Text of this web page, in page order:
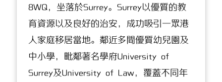
8WQ，坐落於Surrey。Surrey以優質的教
育資源以及良好的治安，成功吸引一眾港
人家庭移居當地。鄰近多間優質幼兒園及
中小學，毗鄰著名學府University of
Surrey及University of Law，覆蓋不同年